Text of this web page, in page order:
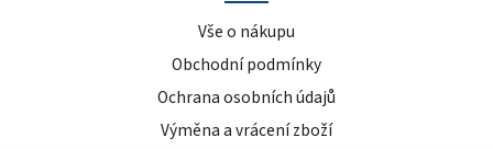
Vše o nákupu
Obchodní podmínky
Ochrana osobních údajů
Výměna a vrácení zboží